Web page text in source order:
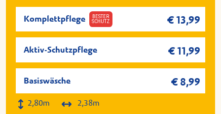
Komplettpflege BESTER
SCHUTZ € 13,99
Aktiv-Schutzpflege € 11,99
Basiswäsche € 8,99
2,80m 2,38m